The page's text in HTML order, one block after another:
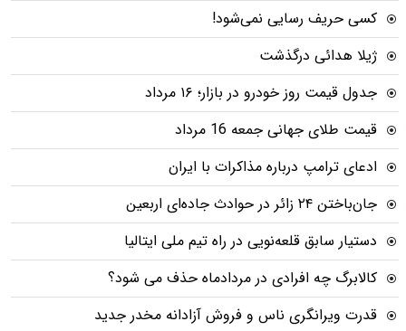
کسی حریف رسایی نمی‌شود!
ژیلا هدائی درگذشت
جدول قیمت روز خودرو در بازار؛ ۱۶ مرداد
قیمت طلای جهانی جمعه 16 مرداد
ادعای ترامپ درباره مذاکرات با ایران
جان‌باختن ۲۴ زائر در حوادث جاده‌ای اربعین
دستیار سابق قلعه‌نویی در راه تیم ملی ایتالیا
کالابرگ چه افرادی در مردادماه حذف می شود؟
قدرت ویرانگری ناس و فروش آزادانه مخدر جدید